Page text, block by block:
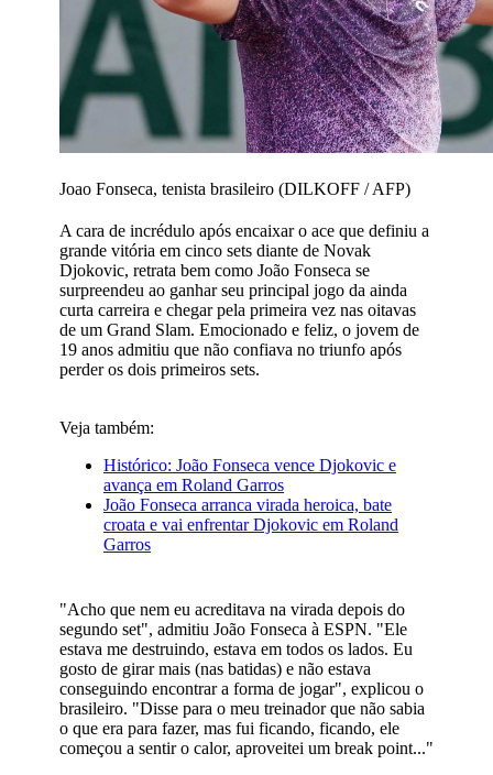
Joao Fonseca, tenista brasileiro (DILKOFF / AFP)
A cara de incrédulo após encaixar o ace que definiu a
grande vitória em cinco sets diante de Novak
Djokovic, retrata bem como João Fonseca se
surpreendeu ao ganhar seu principal jogo da ainda
curta carreira e chegar pela primeira vez nas oitavas
de um Grand Slam. Emocionado e feliz, o jovem de
19 anos admitiu que não confiava no triunfo após
perder os dois primeiros sets.
Veja também:
Histórico: João Fonseca vence Djokovic e
avança em Roland Garros
João Fonseca arranca virada heroica, bate
croata e vai enfrentar Djokovic em Roland
Garros
"Acho que nem eu acreditava na virada depois do
segundo set", admitiu João Fonseca à ESPN. "Ele
estava me destruindo, estava em todos os lados. Eu
gosto de girar mais (nas batidas) e não estava
conseguindo encontrar a forma de jogar", explicou o
brasileiro. "Disse para o meu treinador que não sabia
o que era para fazer, mas fui ficando, ficando, ele
começou a sentir o calor, aproveitei um break point..."